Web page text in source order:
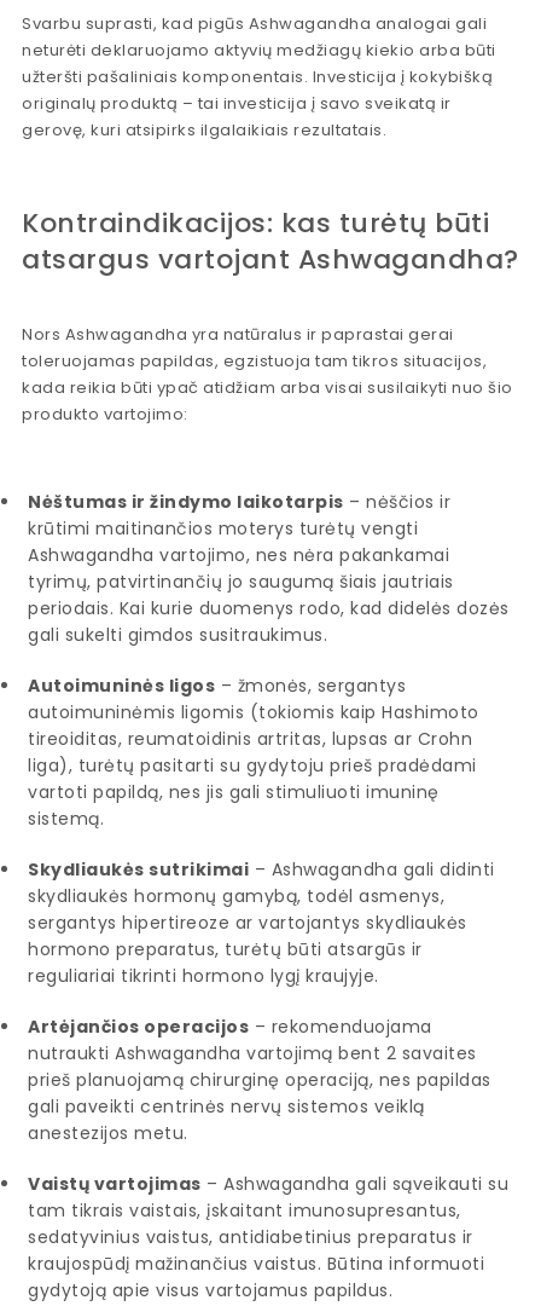
Svarbu suprasti, kad pigūs Ashwagandha analogai gali
neturėti deklaruojamo aktyvių medžiagų kiekio arba būti
užteršti pašaliniais komponentais. Investicija į kokybišką
originalų produktą – tai investicija į savo sveikatą ir
gerovę, kuri atsipirks ilgalaikiais rezultatais.
Kontraindikacijos: kas turėtų būti
atsargus vartojant Ashwagandha?
Nors Ashwagandha yra natūralus ir paprastai gerai
toleruojamas papildas, egzistuoja tam tikros situacijos,
kada reikia būti ypač atidžiam arba visai susilaikyti nuo šio
produkto vartojimo:
Nėštumas ir žindymo laikotarpis – nėščios ir
krūtimi maitinančios moterys turėtų vengti
Ashwagandha vartojimo, nes nėra pakankamai
tyrimų, patvirtinančių jo saugumą šiais jautriais
periodais. Kai kurie duomenys rodo, kad didelės dozės
gali sukelti gimdos susitraukimus.
Autoimuninės ligos – žmonės, sergantys
autoimuninėmis ligomis (tokiomis kaip Hashimoto
tireoiditas, reumatoidinis artritas, lupsas ar Crohn
liga), turėtų pasitarti su gydytoju prieš pradėdami
vartoti papildą, nes jis gali stimuliuoti imuninę
sistemą.
Skydliaukės sutrikimai – Ashwagandha gali didinti
skydliaukės hormonų gamybą, todėl asmenys,
sergantys hipertireoze ar vartojantys skydliaukės
hormono preparatus, turėtų būti atsargūs ir
reguliariai tikrinti hormono lygį kraujyje.
Artėjančios operacijos – rekomenduojama
nutraukti Ashwagandha vartojimą bent 2 savaites
prieš planuojamą chirurginę operaciją, nes papildas
gali paveikti centrinės nervų sistemos veiklą
anestezijos metu.
Vaistų vartojimas – Ashwagandha gali sąveikauti su
tam tikrais vaistais, įskaitant imunosupresantus,
sedatyvinius vaistus, antidiabetinius preparatus ir
kraujospūdį mažinančius vaistus. Būtina informuoti
gydytoją apie visus vartojamus papildus.